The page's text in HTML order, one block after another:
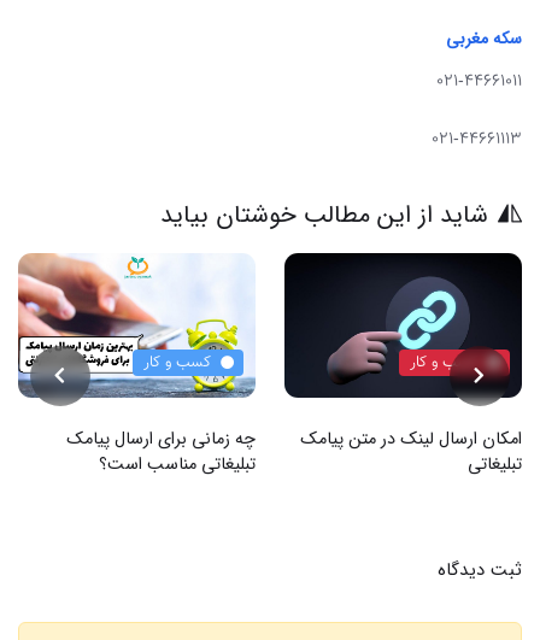
سکه مغربی
021-44661011
021-44661113
شاید از این مطالب خوشتان بیاید
کسب و کار
امکان ارسال لینک در متن پیامک
تبلیغاتی
کسب و کار
چه زمانی برای ارسال پیامک
تبلیغاتی مناسب است؟
ثبت دیدگاه